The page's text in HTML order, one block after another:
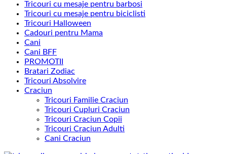
Tricouri cu mesaje pentru barbosi
Tricouri cu mesaje pentru biciclisti
Tricouri Halloween
Cadouri pentru Mama
Cani
Cani BFF
PROMOTII
Bratari Zodiac
Tricouri Absolvire
Craciun
Tricouri Familie Craciun
Tricouri Cupluri Craciun
Tricouri Craciun Copii
Tricouri Craciun Adulti
Cani Craciun